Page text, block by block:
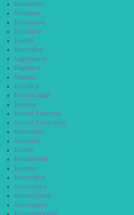
Балаково
Балахна
Балашиха
Балашов
Балей
Балтийск
Барабинск
Барнаул
Барыш
Батайск
Бахчисарай
Бежецк
Белая Калитва
Белая Холуница
Белгород
Белебей
Белёв
Белинский
Белово
Белогорск
Белозерск
Белокуриха
Беломорск